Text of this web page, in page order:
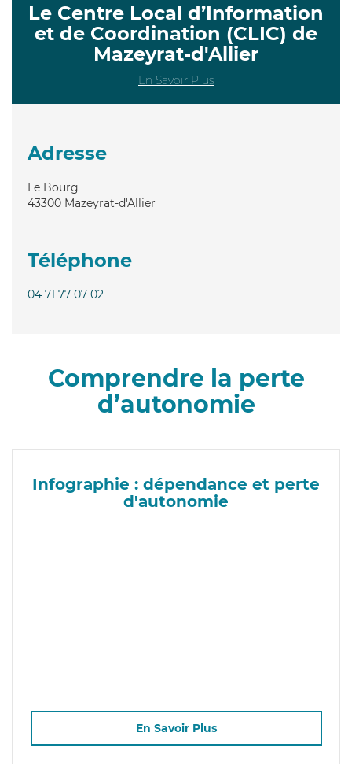
Le Centre Local d’Information
et de Coordination (CLIC) de
Mazeyrat-d'Allier
En Savoir Plus
Adresse
Le Bourg
43300 Mazeyrat-d'Allier
Téléphone
04 71 77 07 02
Comprendre la perte
d’autonomie
Infographie : dépendance et perte
d'autonomie
En Savoir Plus